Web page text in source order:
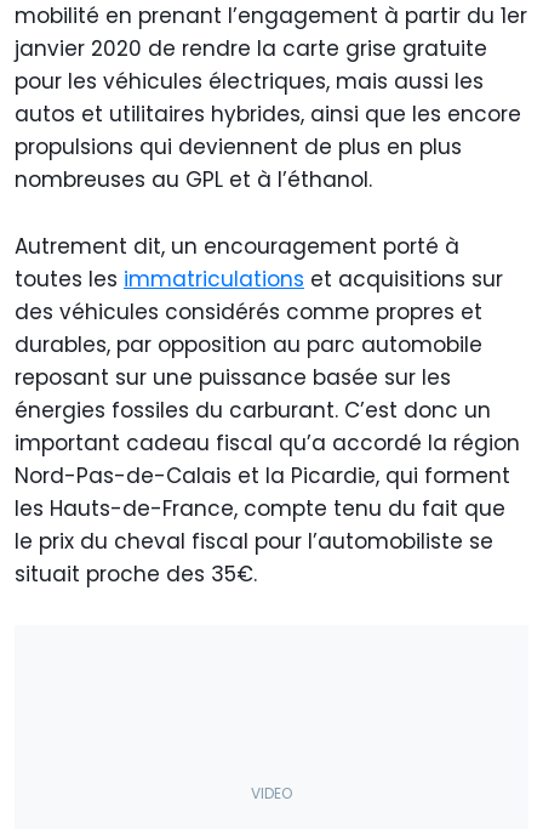
mobilité en prenant l’engagement à partir du 1er
janvier 2020 de rendre la carte grise gratuite
pour les véhicules électriques, mais aussi les
autos et utilitaires hybrides, ainsi que les encore
propulsions qui deviennent de plus en plus
nombreuses au GPL et à l’éthanol.
Autrement dit, un encouragement porté à
toutes les immatriculations et acquisitions sur
des véhicules considérés comme propres et
durables, par opposition au parc automobile
reposant sur une puissance basée sur les
énergies fossiles du carburant. C’est donc un
important cadeau fiscal qu’a accordé la région
Nord-Pas-de-Calais et la Picardie, qui forment
les Hauts-de-France, compte tenu du fait que
le prix du cheval fiscal pour l’automobiliste se
situait proche des 35€.